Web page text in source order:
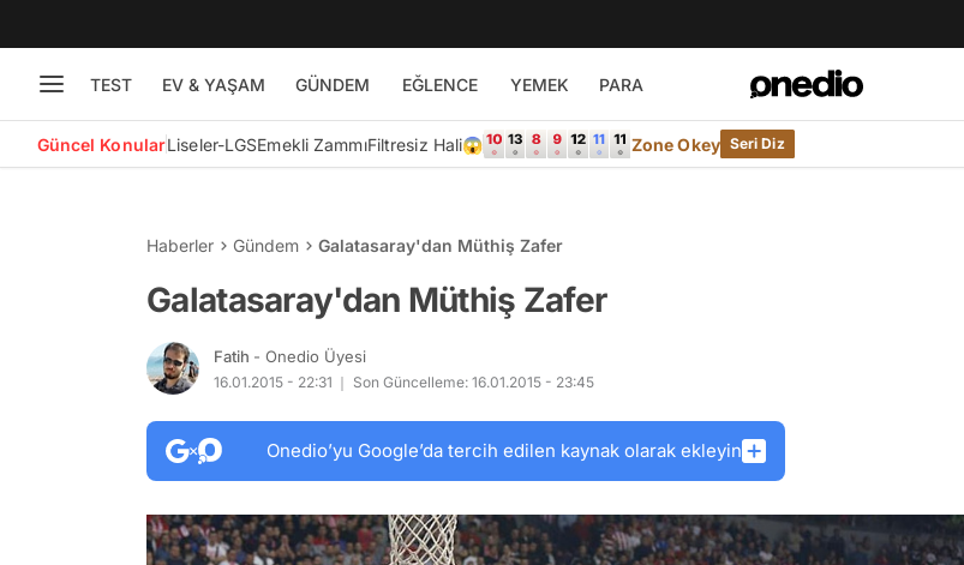
TEST EV & YAŞAM GÜNDEM EĞLENCE YEMEK PARA
Güncel KonularLiseler-LGSEmekli ZammıFiltresiz Hali😱 Zone Okey Seri Diz
Haberler Gündem Galatasaray'dan Müthiş Zafer
Galatasaray'dan Müthiş Zafer
Fatih - Onedio Üyesi
16.01.2015 - 22:31 Son Güncelleme: 16.01.2015 - 23:45
Onedio’yu Google’da tercih edilen kaynak olarak ekleyin